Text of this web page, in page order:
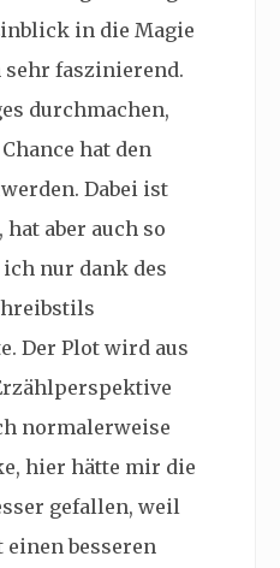
in die Magie
sehr faszinierend.
durchmachen,
hat den
Dabei ist
aber auch so
nur dank des
Der Plot wird aus
normalerweise
hier hätte mir die
gefallen, weil
besseren